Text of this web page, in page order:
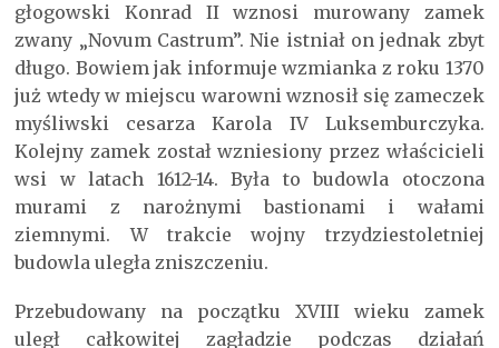
głogowski Konrad II wznosi murowany zamek
zwany „Novum Castrum”. Nie istniał on jednak zbyt
długo. Bowiem jak informuje wzmianka z roku 1370
już wtedy w miejscu warowni wznosił się zameczek
myśliwski cesarza Karola IV Luksemburczyka.
Kolejny zamek został wzniesiony przez właścicieli
wsi w latach 1612-14. Była to budowla otoczona
murami z narożnymi bastionami i wałami
ziemnymi. W trakcie wojny trzydziestoletniej
budowla uległa zniszczeniu.
Przebudowany na początku XVIII wieku zamek
uległ całkowitej zagładzie podczas działań